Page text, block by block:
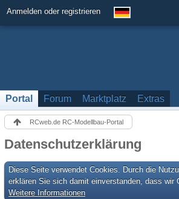
Anmelden oder registrieren
Portal Forum Marktplatz Extras
RCweb.de RC-Modellbau-Portal
Datenschutzerklärung
Diese Seite verwendet Cookies. Durch die
erklären Sie sich damit einverstanden, dass wir
Weitere Informationen